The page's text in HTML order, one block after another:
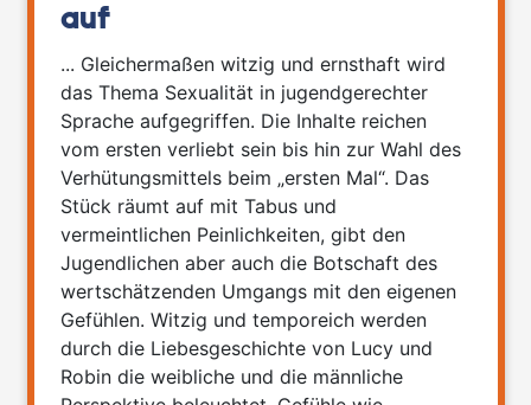
auf
... Gleichermaßen witzig und ernsthaft wird
das Thema Sexualität in jugendgerechter
Sprache aufgegriffen. Die Inhalte reichen
vom ersten verliebt sein bis hin zur Wahl des
Verhütungsmittels beim „ersten Mal“. Das
Stück räumt auf mit Tabus und
vermeintlichen Peinlichkeiten, gibt den
Jugendlichen aber auch die Botschaft des
wertschätzenden Umgangs mit den eigenen
Gefühlen. Witzig und temporeich werden
durch die Liebesgeschichte von Lucy und
Robin die weibliche und die männliche